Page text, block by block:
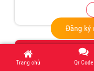
Trang chủ Qr Code
Đăng ký